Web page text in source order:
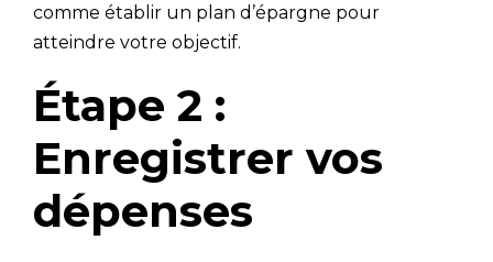
comme établir un plan d’épargne pour
atteindre votre objectif.
Étape 2 :
Enregistrer vos
dépenses